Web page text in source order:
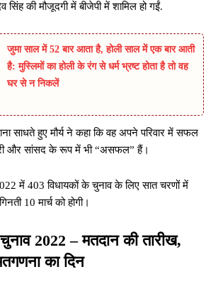
सिंह की मौजूदगी में बीजेपी में शामिल हो गईं.
जुमा साल में 52 बार आता है, होली साल में एक बार आती
है: मुस्लिमों का होली के रंग से धर्म भ्रष्ट होता है तो वह
घर से न निकलें
साधते हुए मौर्य ने कहा कि वह अपने परिवार में सफल
और सांसद के रूप में भी “असफल” हैं।
में 403 विधायकों के चुनाव के लिए सात चरणों में
10 मार्च को होगी।
2022 – मतदान की तारीख,
का दिन